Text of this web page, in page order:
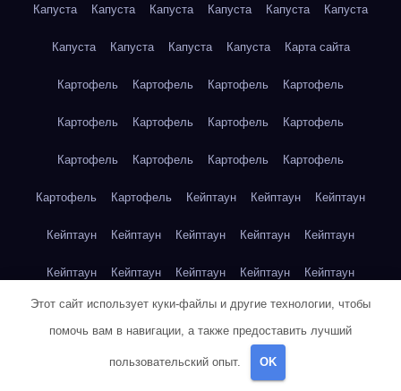
Капуста Капуста Капуста Капуста Капуста Капуста
Капуста Капуста Капуста Капуста Карта сайта
Картофель Картофель Картофель Картофель
Картофель Картофель Картофель Картофель
Картофель Картофель Картофель Картофель
Картофель Картофель Кейптаун Кейптаун Кейптаун
Кейптаун Кейптаун Кейптаун Кейптаун Кейптаун
Кейптаун Кейптаун Кейптаун Кейптаун Кейптаун
Кейптаун Кейптаун Кейптаун Кейптаун Кейптаун
Клубника
Красноярск
Этот сайт использует куки-файлы и другие технологии, чтобы
помочь вам в навигации, а также предоставить лучший
пользовательский опыт. OK